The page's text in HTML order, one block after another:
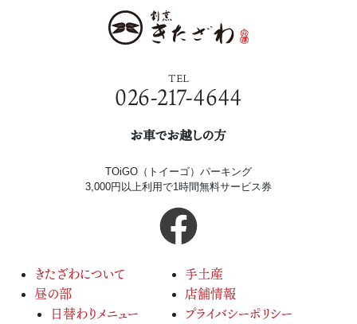
TEL
026-217-4644
お車でお越しの方
TOiGO（トイーゴ）パーキング
3,000円以上利用で1時間無料サービス券
きたざわについて
昼の部
日替わりメニュー
手土産
店舗情報
プライバシーポリシー